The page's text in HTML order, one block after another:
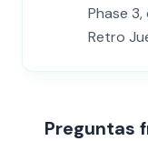
Phase
Retro
Preguntas